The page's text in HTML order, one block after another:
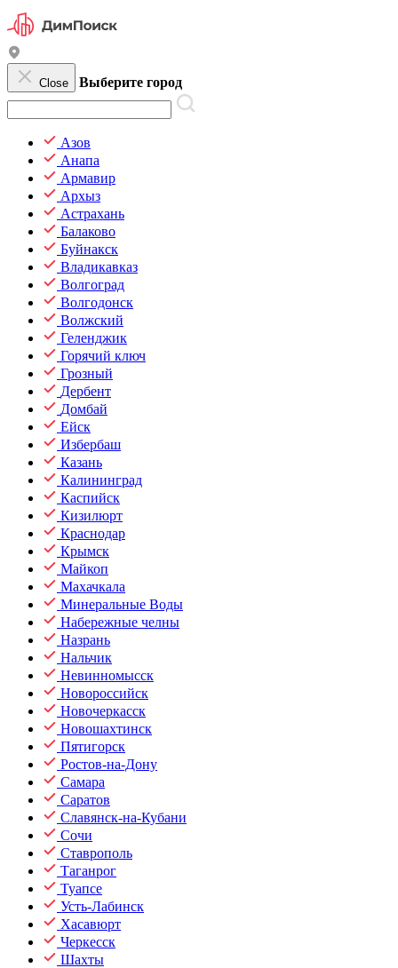
Close Выберите город
Азов
Анапа
Армавир
Архыз
Астрахань
Балаково
Буйнакск
Владикавказ
Волгоград
Волгодонск
Волжский
Геленджик
Горячий ключ
Грозный
Дербент
Домбай
Ейск
Избербаш
Казань
Калининград
Каспийск
Кизилюрт
Краснодар
Крымск
Майкоп
Махачкала
Минеральные Воды
Набережные челны
Назрань
Нальчик
Невинномысск
Новороссийск
Новочеркасск
Новошахтинск
Пятигорск
Ростов-на-Дону
Самара
Саратов
Славянск-на-Кубани
Сочи
Ставрополь
Таганрог
Туапсе
Усть-Лабинск
Хасавюрт
Черкесск
Шахты